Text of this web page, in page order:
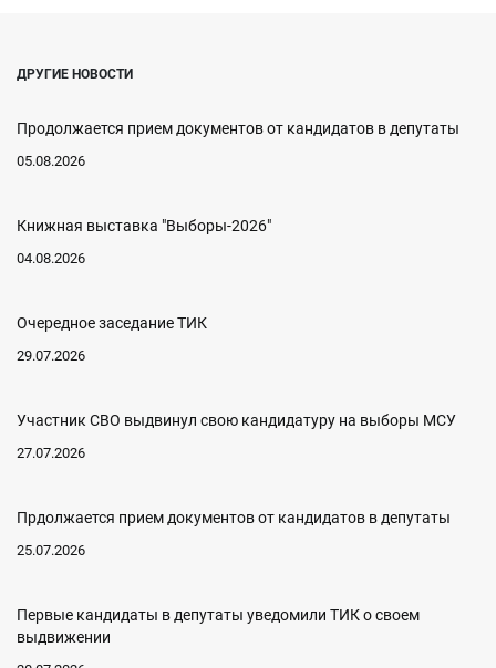
ДРУГИЕ НОВОСТИ
Продолжается прием документов от кандидатов в депутаты
05.08.2026
Книжная выставка "Выборы-2026"
04.08.2026
Очередное заседание ТИК
29.07.2026
Участник СВО выдвинул свою кандидатуру на выборы МСУ
27.07.2026
Прдолжается прием документов от кандидатов в депутаты
25.07.2026
Первые кандидаты в депутаты уведомили ТИК о своем
выдвижении